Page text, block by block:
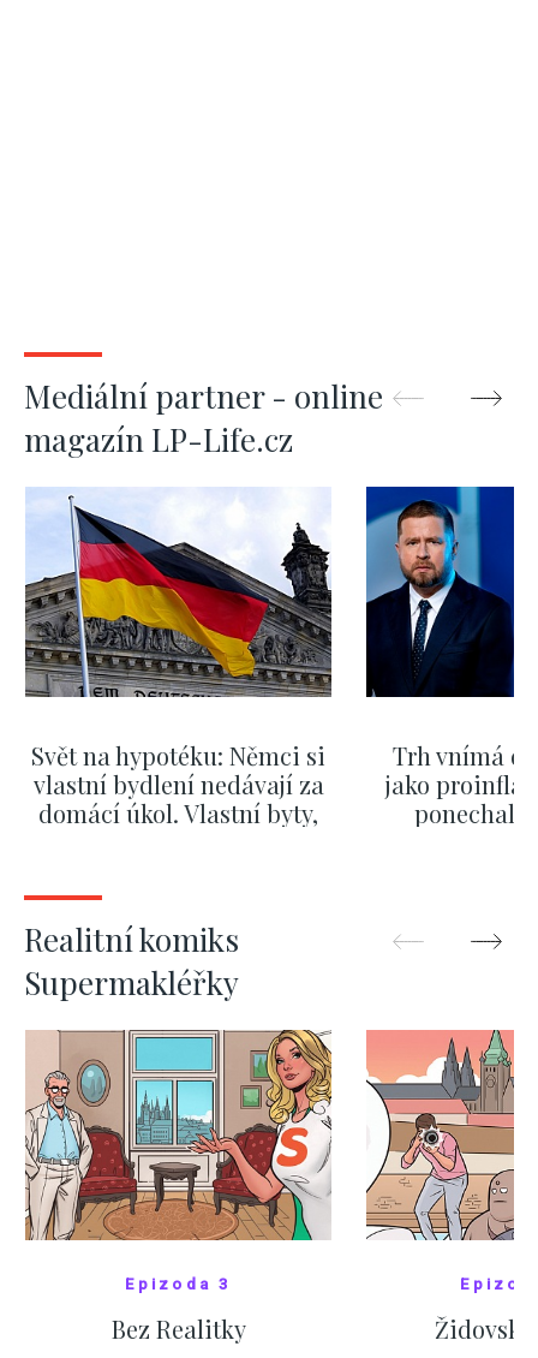
Mediální partner - online
magazín LP-Life.cz
Svět na hypotéku: Němci si
vlastní bydlení nedávají za
domácí úkol. Vlastní byty,
Trh vnímá
jako
ponechali
Realitní komiks
Supermakléřky
Epizoda 3
Bez Realitky